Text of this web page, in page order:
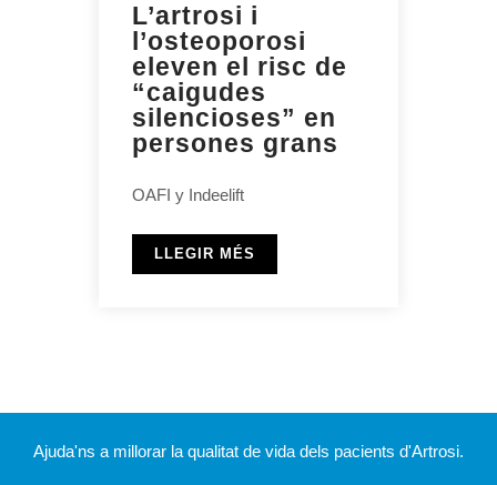
L’artrosi i
l’osteoporosi
eleven el risc de
“caigudes
silencioses” en
persones grans
OAFI y Indeelift
LLEGIR MÉS
Ajuda'ns a millorar la qualitat de vida dels pacients d'Artrosi.